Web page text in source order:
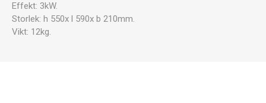
Effekt: 3kW.
Storlek: h 550x l 590x b 210mm.
Vikt: 12kg.